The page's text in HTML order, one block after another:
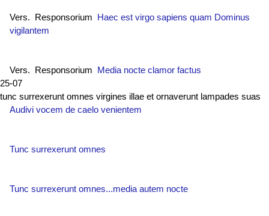
Vers. Responsorium Haec est virgo sapiens quam Dominus
vigilantem
Vers. Responsorium Media nocte clamor factus
25-07
tunc surrexerunt omnes virgines illae et ornaverunt lampades suas
Audivi vocem de caelo venientem
Tunc surrexerunt omnes
Tunc surrexerunt omnes...media autem nocte